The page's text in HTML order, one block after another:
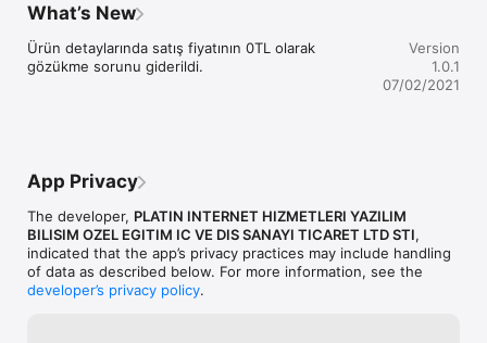
Bildirimler ile sanal mağazanızda olup biten her şeyden anında
haberdar olabilir, bildirim almak istediğiniz kanalları dilediğiniz
gibi seçebilirsiniz.
Sanal mağazanızın performansını arttırmak için belirlenen
Sahip olduğunuz bir çok PlatinMarket Sanal Mağazasını tek bir
mobil cihazdan yönetmeniz mümkün.
Müşterileriniz ile yakın temasta kalın, müşterilerinizin
gerçekleştirdiği son siparişleri hızlıca görüntüleyebilir ve onlarla
kolaylıkla iletişim kurabilirsiniz.
Sanal mağazanızdaki ürünlerin stok takibini hızlıca yapabilir,
What’s New
Ürün detaylarında satış fiyatının 0TL olarak
gözükme sorunu giderildi.
Version
1.0.1
07/02/2021
App Privacy
The developer, PLATIN INTERNET HIZMETLERI YAZILIM
BILISIM OZEL EGITIM IC VE DIS SANAYI TICARET LTD STI,
indicated that the app’s privacy practices may include handling
of data as described below. For more information, see the
developer’s privacy policy.